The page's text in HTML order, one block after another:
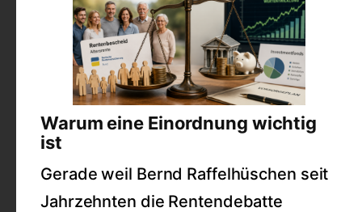
Warum eine Einordnung wichtig
ist
Gerade weil Bernd Raffelhüschen seit
Jahrzehnten die Rentendebatte